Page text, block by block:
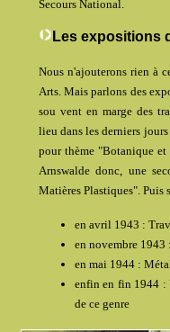
Secours National.
Les expositions
Nous n'ajouterons rien à
Arts. Mais parlons des
sou vent en marge des
lieu dans les derniers
pour thème "Botanique
Arnswalde donc, une
Matières Plastiques". Puis
en avril 1943 :
en novembre 1943
en mai 1944 :
enfin en fin 1944 :
de ce genre